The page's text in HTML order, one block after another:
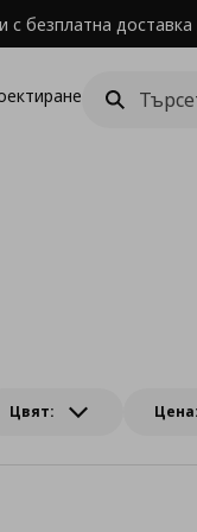
с безплатна
Цвят: Цена: